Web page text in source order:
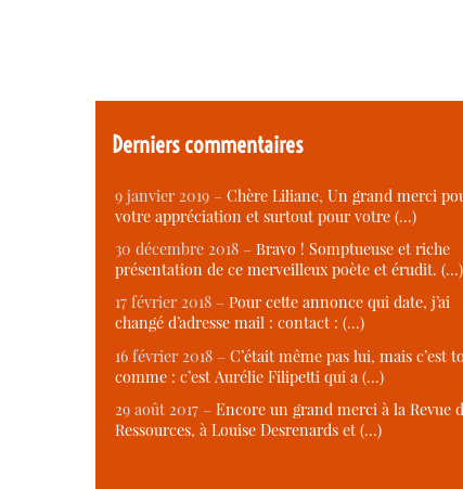
Derniers commentaires
9 janvier 2019 – Chère Liliane, Un grand merci
votre appréciation et surtout pour votre (…)
30 décembre 2018 – Bravo ! Somptueuse et riche
présentation de ce merveilleux poète et érudit. (…)
17 février 2018 – Pour cette annonce qui date, j’ai
changé d’adresse mail : contact : (…)
16 février 2018 – C’était même pas lui, mais c’est
comme : c’est Aurélie Filipetti qui a (…)
29 août 2017 – Encore un grand merci à la Revue
Ressources, à Louise Desrenards et (…)